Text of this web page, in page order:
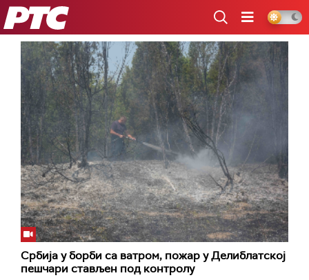
РТС
Србија у борби са ватром, пожар у Делиблатској
пешчари стављен под контролу